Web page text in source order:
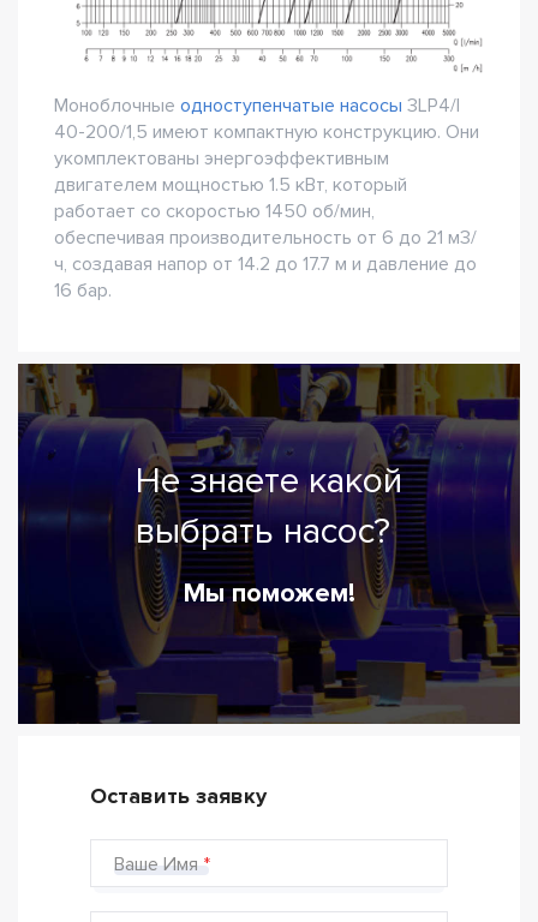
Моноблочные одноступенчатые насосы 3LP4/I
40-200/1,5 имеют компактную конструкцию. Они
укомплектованы энергоэффективным
двигателем мощностью 1.5 кВт, который
работает со скоростью 1450 об/мин,
обеспечивая производительность от 6 до 21 м3/
ч, создавая напор от 14.2 до 17.7 м и давление до
16 бар.
Не знаете какой
выбрать насос?
Мы поможем!
Оставить заявку
Ваше Имя